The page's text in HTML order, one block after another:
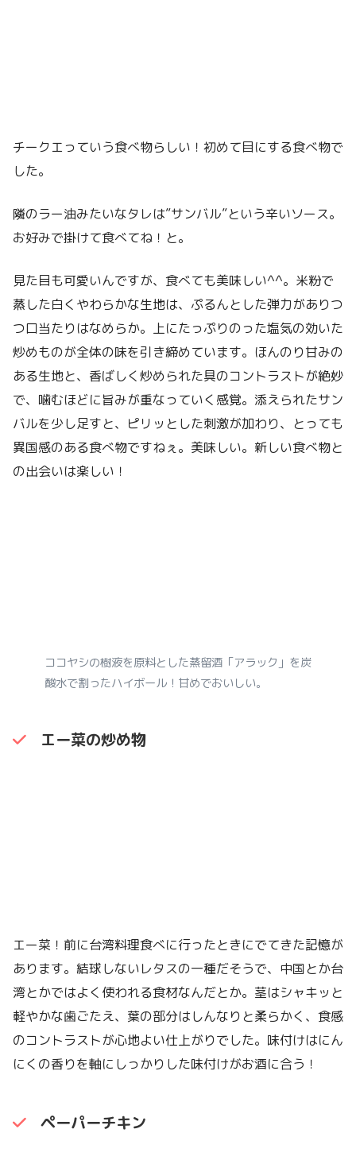
チークエっていう食べ物らしい！初めて目にする食べ物で
した。
隣のラー油みたいなタレは”サンバル”という辛いソース。
お好みで掛けて食べてね！と。
見た目も可愛いんですが、食べても美味しい^^。米粉で
蒸した白くやわらかな生地は、ぷるんとした弾力がありつ
つ口当たりはなめらか。上にたっぷりのった塩気の効いた
炒めものが全体の味を引き締めています。ほんのり甘みの
ある生地と、香ばしく炒められた具のコントラストが絶妙
で、噛むほどに旨みが重なっていく感覚。添えられたサン
バルを少し足すと、ピリッとした刺激が加わり、とっても
異国感のある食べ物ですねぇ。美味しい。新しい食べ物と
の出会いは楽しい！
ココヤシの樹液を原料とした蒸留酒「アラック」を炭
酸水で割ったハイボール！甘めでおいしい。
エー菜の炒め物
エー菜！前に台湾料理食べに行ったときにでてきた記憶が
あります。結球しないレタスの一種だそうで、中国とか台
湾とかではよく使われる食材なんだとか。茎はシャキッと
軽やかな歯ごたえ、葉の部分はしんなりと柔らかく、食感
のコントラストが心地よい仕上がりでした。味付けはにん
にくの香りを軸にしっかりした味付けがお酒に合う！
ペーパーチキン